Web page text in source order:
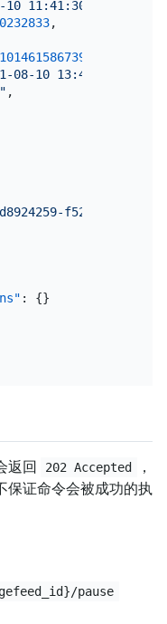
10 11:41:30.642"
,
08-10 13:47:07.093"
,
f52f-4dfb-
: {}
返回 202 Accepted
，
保证命令会被成功的执
pause